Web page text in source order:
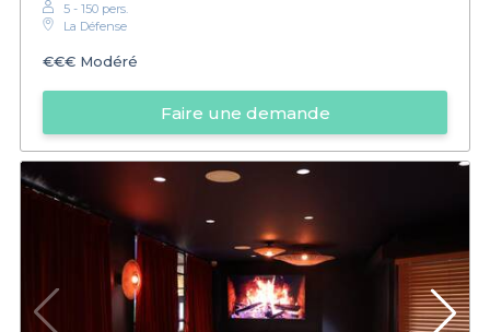
5 - 150 pers.
La Défense
€€€ Modéré
Faire une demande